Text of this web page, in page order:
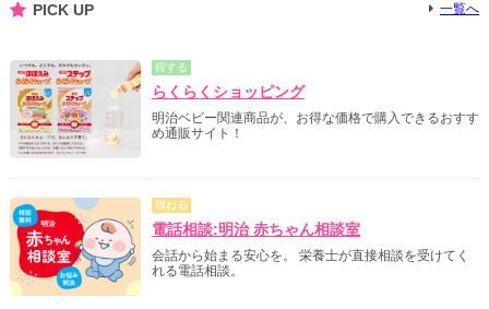
PICK UP 一覧へ
得する
らくらくショッピング
明治ベビー関連商品が、お得な価格で購入できるおすす
め通販サイト！
尋ねる
電話相談:明治 赤ちゃん相談室
会話から始まる安心を。 栄養士が直接相談を受けてく
れる電話相談。